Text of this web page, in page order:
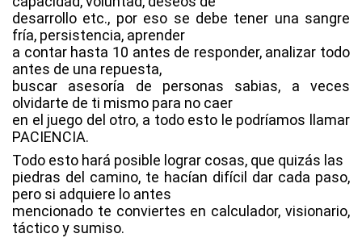
desarrollo etc., por eso se debe tener una sangre
fría, persistencia, aprender
a contar hasta 10 antes de responder, analizar todo
antes de una repuesta,
buscar asesoría de personas sabias, a veces
olvidarte de ti mismo para no caer
en el juego del otro, a todo esto le podríamos llamar
PACIENCIA.
Todo esto hará posible lograr cosas, que quizás las
piedras del camino, te hacían difícil dar cada paso,
pero si adquiere lo antes
mencionado te conviertes en calculador, visionario,
táctico y sumiso.